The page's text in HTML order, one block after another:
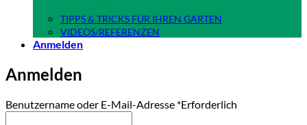
TIPPS & TRICKS FÜR IHREN GARTEN
VIDEOS/REFERENZEN
Anmelden
Anmelden
Benutzername oder E-Mail-Adresse *Erforderlich